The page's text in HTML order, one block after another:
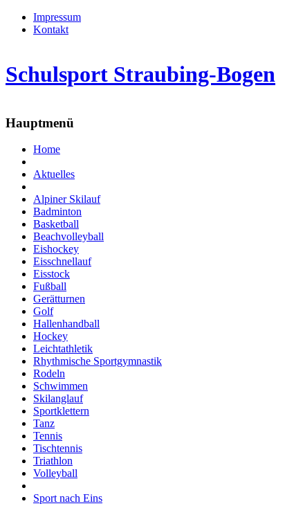
Impressum
Kontakt
Schulsport Straubing-Bogen
Hauptmenü
Home
Aktuelles
Alpiner Skilauf
Badminton
Basketball
Beachvolleyball
Eishockey
Eisschnellauf
Eisstock
Fußball
Gerätturnen
Golf
Hallenhandball
Hockey
Leichtathletik
Rhythmische Sportgymnastik
Rodeln
Schwimmen
Skilanglauf
Sportklettern
Tanz
Tennis
Tischtennis
Triathlon
Volleyball
Sport nach Eins